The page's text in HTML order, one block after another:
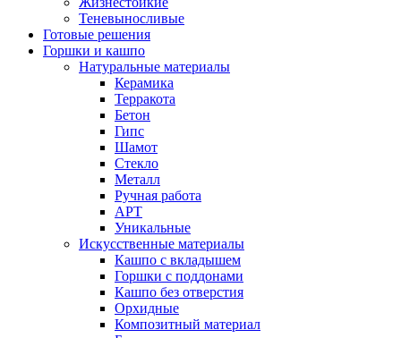
Теневыносливые
Готовые решения
Горшки и кашпо
Натуральные материалы
Керамика
Терракота
Бетон
Гипс
Шамот
Стекло
Металл
Ручная работа
АРТ
Уникальные
Искусственные материалы
Кашпо с вкладышем
Горшки с поддонами
Кашпо без отверстия
Орхидные
Композитный материал